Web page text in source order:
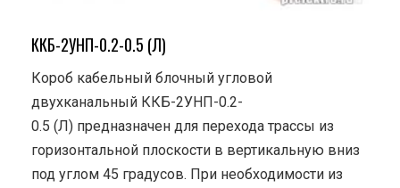
ККБ-2УНП-0.2-0.5 (Л)
Короб кабельный блочный угловой
двухканальный ККБ-2УНП-0.2-
0.5 (Л) предназначен для перехода трассы из
горизонтальной плоскости в вертикальную вниз
под углом 45 градусов. При необходимости из